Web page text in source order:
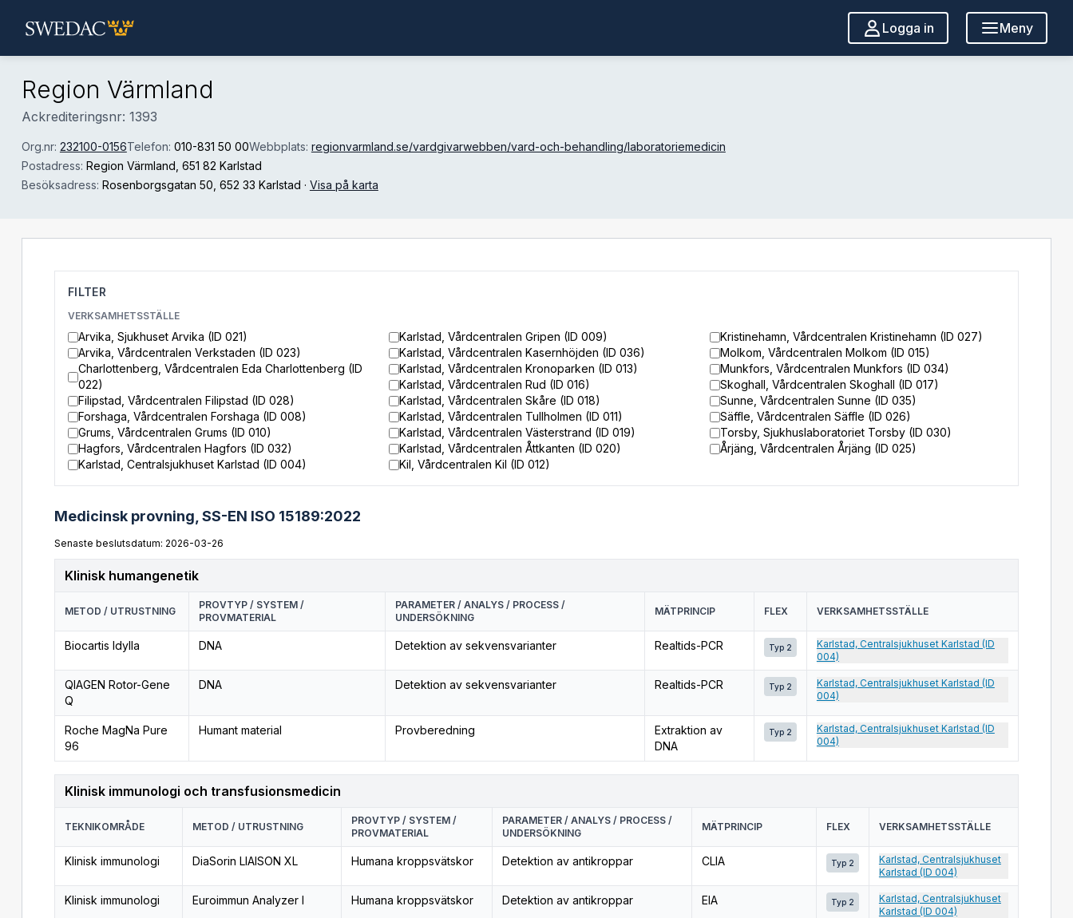
Logga in Meny
Region Värmland
Ackrediteringsnr: 1393
Org.nr: 232100-0156Telefon: 010-831 50 00Webbplats: regionvarmland.se/vardgivarwebben/vard-och-behandling/laboratoriemedicin
Postadress: Region Värmland , 651 82 Karlstad
Besöksadress: Rosenborgsgatan 50 , 652 33 Karlstad · Visa på karta
FILTER
VERKSAMHETSSTÄLLE
Arvika, Sjukhuset Arvika (ID 021)
Arvika, Vårdcentralen Verkstaden (ID 023)
Charlottenberg, Vårdcentralen Eda Charlottenberg (ID
022)
Filipstad, Vårdcentralen Filipstad (ID 028)
Forshaga, Vårdcentralen Forshaga (ID 008)
Grums, Vårdcentralen Grums (ID 010)
Hagfors, Vårdcentralen Hagfors (ID 032)
Karlstad, Centralsjukhuset Karlstad (ID 004)
Karlstad, Vårdcentralen Gripen (ID 009)
Karlstad, Vårdcentralen Kasernhöjden (ID 036)
Karlstad, Vårdcentralen Kronoparken (ID 013)
Karlstad, Vårdcentralen Rud (ID 016)
Karlstad, Vårdcentralen Skåre (ID 018)
Karlstad, Vårdcentralen Tullholmen (ID 011)
Karlstad, Vårdcentralen Västerstrand (ID 019)
Karlstad, Vårdcentralen Åttkanten (ID 020)
Kil, Vårdcentralen Kil (ID 012)
Kristinehamn, Vårdcentralen Kristinehamn (ID 027)
Molkom, Vårdcentralen Molkom (ID 015)
Munkfors, Vårdcentralen Munkfors (ID 034)
Skoghall, Vårdcentralen Skoghall (ID 017)
Sunne, Vårdcentralen Sunne (ID 035)
Säffle, Vårdcentralen Säffle (ID 026)
Torsby, Sjukhuslaboratoriet Torsby (ID 030)
Årjäng, Vårdcentralen Årjäng (ID 025)
Medicinsk provning, SS-EN ISO 15189:2022
Senaste beslutsdatum: 2026-03-26
Klinisk humangenetik
METOD / UTRUSTNING
PROVTYP / SYSTEM /
PROVMATERIAL
PARAMETER / ANALYS / PROCESS /
UNDERSÖKNING
MÄTPRINCIP FLEX VERKSAMHETSSTÄLLE
Biocartis Idylla DNA Detektion av sekvensvarianter Realtids-PCR Typ 2
Karlstad, Centralsjukhuset Karlstad (ID
004)
QIAGEN Rotor-Gene
Q
DNA Detektion av sekvensvarianter Realtids-PCR Typ 2
Karlstad, Centralsjukhuset Karlstad (ID
004)
Roche MagNa Pure
96
Humant material Provberedning
Extraktion av
DNA
Typ 2
Karlstad, Centralsjukhuset Karlstad (ID
004)
Klinisk immunologi och transfusionsmedicin
TEKNIKOMRÅDE METOD / UTRUSTNING
PROVTYP / SYSTEM /
PROVMATERIAL
PARAMETER / ANALYS / PROCESS /
UNDERSÖKNING
MÄTPRINCIP FLEX VERKSAMHETSSTÄLLE
Klinisk immunologi DiaSorin LIAISON XL Humana kroppsvätskor Detektion av antikroppar CLIA Typ 2
Karlstad, Centralsjukhuset
Karlstad (ID 004)
Klinisk immunologi Euroimmun Analyzer I Humana kroppsvätskor Detektion av antikroppar EIA Typ 2
Karlstad, Centralsjukhuset
Karlstad (ID 004)